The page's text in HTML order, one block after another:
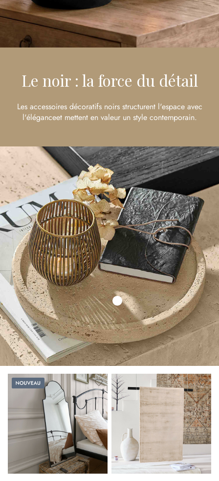
Le noir : la force du détail
Les accessoires décoratifs noirs structurent l'espace avec
l'éléganceet mettent en valeur un style contemporain.
Nouveau